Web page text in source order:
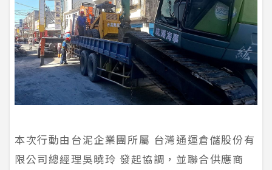
本次行動由台泥企業團所屬 台灣通運倉儲股份有
限公司總經理吳曉玲 發起協調，並聯合供應商